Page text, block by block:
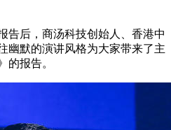
后，商汤科技创始人、香港中
幽默的演讲风格为大家带来了主
的报告。